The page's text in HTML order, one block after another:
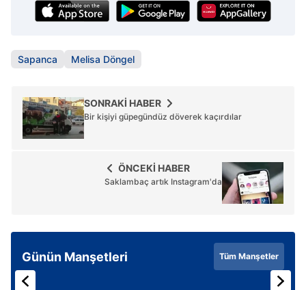
almak için lütfentıklayınız.
Sapanca Melisa Döngel
SONRAKİ HABER
Bir kişiyi güpegündüz döverek kaçırdılar
ÖNCEKİ HABER
Saklambaç artık Instagram'da
Günün Manşetleri Tüm Manşetler